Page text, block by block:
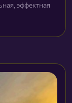
эффектная